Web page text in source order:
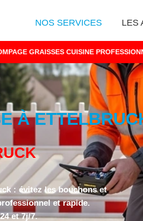
NOS SERVICES LES
CUISINE PROFESSIONNELLE •
À
: évitez les bouchons et
et rapide.
et 7j/7.